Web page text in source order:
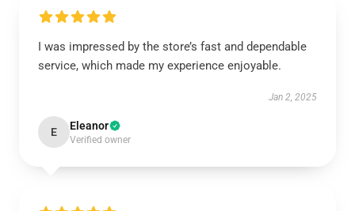
I was impressed by the store’s fast and dependable
service, which made my experience enjoyable.
Jan 2, 2025
E Eleanor
Verified owner